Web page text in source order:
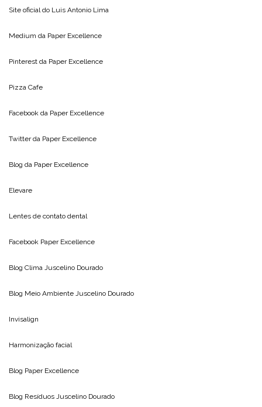
Site oficial do Luis Antonio Lima
Medium da Paper Excellence
Pinterest da Paper Excellence
Pizza Cafe
Facebook da Paper Excellence
Twitter da Paper Excellence
Blog da Paper Excellence
Elevare
Lentes de contato dental
Facebook Paper Excellence
Blog Clima Juscelino Dourado
Blog Meio Ambiente Juscelino Dourado
Invisalign
Harmonização facial
Blog Paper Excellence
Blog Resíduos Juscelino Dourado